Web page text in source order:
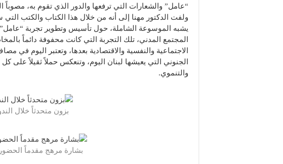
“عامل” والشعارات التي ترفعها والدور الذي تقوم به،
ولفت الدكتور مهنا إلى أنه من خلال هذا الكتاب والكتب التي
يشبه الموسوعة الشاملة، حول تأسيس وتطوير تجربة
المجتمع المدني، تلك التجربة التي كانت محفوفة دائماً
الاجتماعية والنفسية والاقتصادية بعدها، وتعتبر اليوم في
الجنوني التي يعيشها لبنان اليوم، وتنعكس حملاً ثقيلاً
والتنموي.
بزون متحدثاً خلال
بشارة مرهج مقدماً